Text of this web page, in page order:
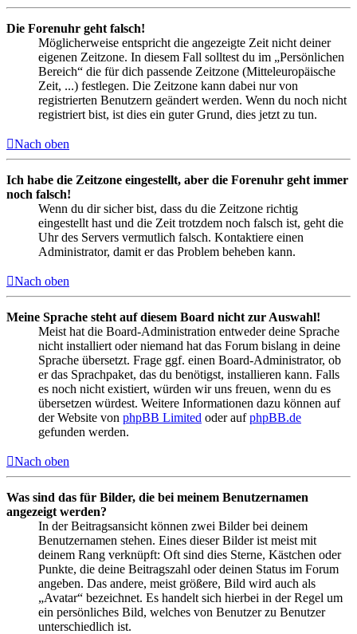
Die Forenuhr geht falsch!
Möglicherweise entspricht die angezeigte Zeit nicht deiner
eigenen Zeitzone. In diesem Fall solltest du im „Persönlichen
Bereich“ die für dich passende Zeitzone (Mitteleuropäische
Zeit, ...) festlegen. Die Zeitzone kann dabei nur von
registrierten Benutzern geändert werden. Wenn du noch nicht
registriert bist, ist dies ein guter Grund, dies jetzt zu tun.
Nach oben
Ich habe die Zeitzone eingestellt, aber die Forenuhr geht immer
noch falsch!
Wenn du dir sicher bist, dass du die Zeitzone richtig
eingestellt hast und die Zeit trotzdem noch falsch ist, geht die
Uhr des Servers vermutlich falsch. Kontaktiere einen
Administrator, damit er das Problem beheben kann.
Nach oben
Meine Sprache steht auf diesem Board nicht zur Auswahl!
Meist hat die Board-Administration entweder deine Sprache
nicht installiert oder niemand hat das Forum bislang in deine
Sprache übersetzt. Frage ggf. einen Board-Administrator, ob
er das Sprachpaket, das du benötigst, installieren kann. Falls
es noch nicht existiert, würden wir uns freuen, wenn du es
übersetzen würdest. Weitere Informationen dazu können auf
der Website von phpBB Limited oder aufphpBB.de
gefunden werden.
Nach oben
Was sind das für Bilder, die bei meinem Benutzernamen
angezeigt werden?
In der Beitragsansicht können zwei Bilder bei deinem
Benutzernamen stehen. Eines dieser Bilder ist meist mit
deinem Rang verknüpft: Oft sind dies Sterne, Kästchen oder
Punkte, die deine Beitragszahl oder deinen Status im Forum
angeben. Das andere, meist größere, Bild wird auch als
„Avatar“ bezeichnet. Es handelt sich hierbei in der Regel um
ein persönliches Bild, welches von Benutzer zu Benutzer
unterschiedlich ist.